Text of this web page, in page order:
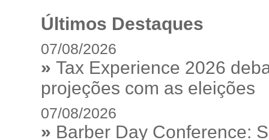
Últimos Destaques
07/08/2026
» Tax Experience 2026
projeções com as eleições
07/08/2026
» Barber Day Conference: